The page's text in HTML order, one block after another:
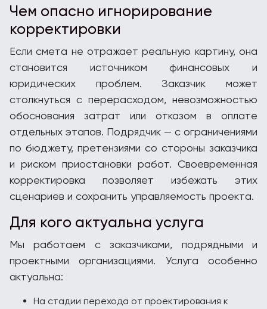
Чем опасно игнорирование
корректировки
Если смета не отражает реальную картину, она
становится источником финансовых и
юридических проблем. Заказчик может
столкнуться с перерасходом, невозможностью
обоснования затрат или отказом в оплате
отдельных этапов. Подрядчик — с ограничениями
по бюджету, претензиями со стороны заказчика
и риском приостановки работ. Своевременная
корректировка позволяет избежать этих
сценариев и сохранить управляемость проекта.
Для кого актуальна услуга
Мы работаем с заказчиками, подрядными и
проектными организациями. Услуга особенно
актуальна:
На стадии перехода от проектирования к